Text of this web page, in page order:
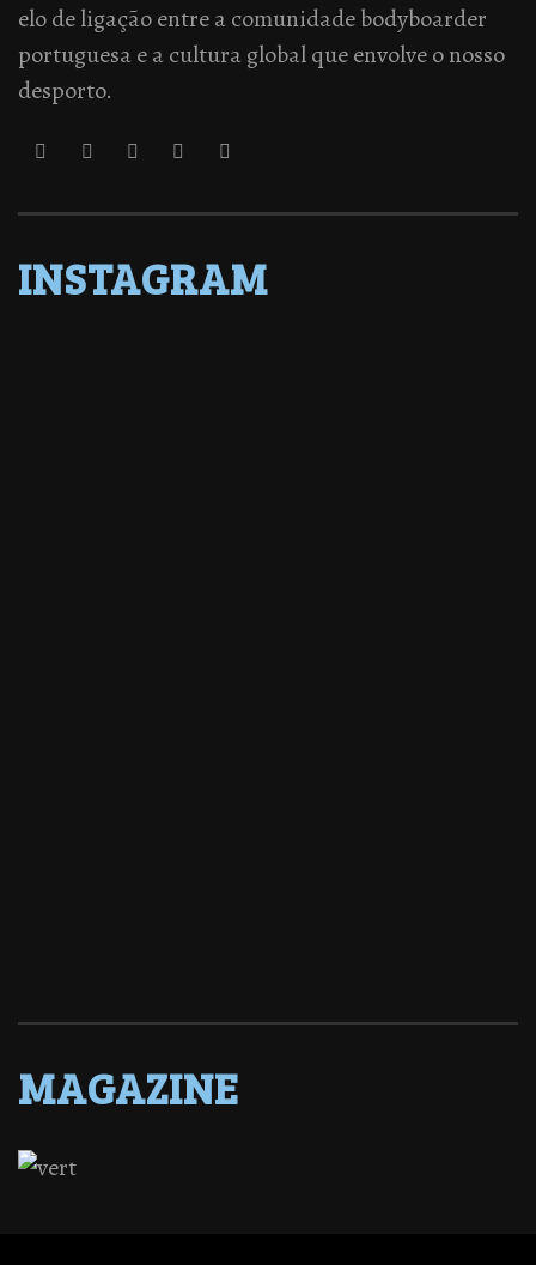
elo de ligação entre a comunidade bodyboarder
portuguesa e a cultura global que envolve o nosso
desporto.
INSTAGRAM
MAGAZINE